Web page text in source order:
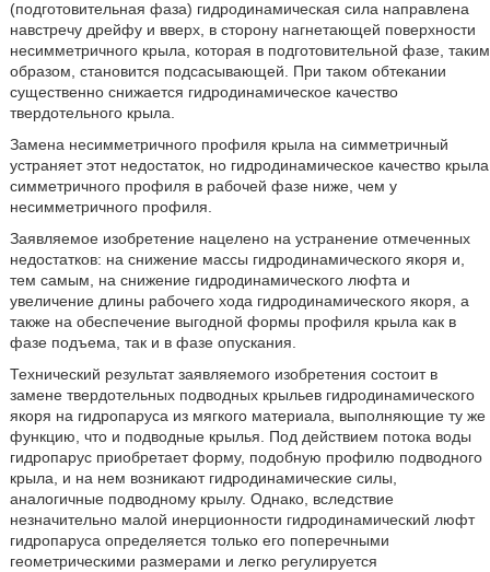
(подготовительная фаза) гидродинамическая сила направлена
навстречу дрейфу и вверх, в сторону нагнетающей поверхности
несимметричного крыла, которая в подготовительной фазе, таким
образом, становится подсасывающей. При таком обтекании
существенно снижается гидродинамическое качество
твердотельного крыла.
Замена несимметричного профиля крыла на симметричный
устраняет этот недостаток, но гидродинамическое качество крыла
симметричного профиля в рабочей фазе ниже, чем у
несимметричного профиля.
Заявляемое изобретение нацелено на устранение отмеченных
недостатков: на снижение массы гидродинамического якоря и,
тем самым, на снижение гидродинамического люфта и
увеличение длины рабочего хода гидродинамического якоря, а
также на обеспечение выгодной формы профиля крыла как в
фазе подъема, так и в фазе опускания.
Технический результат заявляемого изобретения состоит в
замене твердотельных подводных крыльев гидродинамического
якоря на гидропаруса из мягкого материала, выполняющие ту же
функцию, что и подводные крылья. Под действием потока воды
гидропарус приобретает форму, подобную профилю подводного
крыла, и на нем возникают гидродинамические силы,
аналогичные подводному крылу. Однако, вследствие
незначительно малой инерционности гидродинамический люфт
гидропаруса определяется только его поперечными
геометрическими размерами и легко регулируется